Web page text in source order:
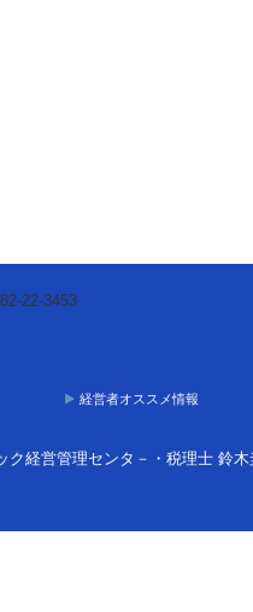
経営者オススメ情報
ク経営管理センタ－・税理士 鈴